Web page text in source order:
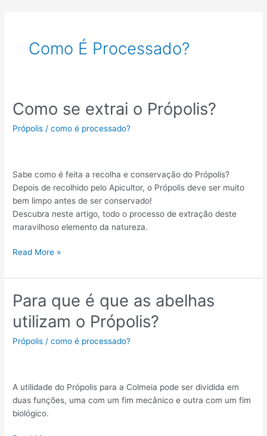
Como É Processado?
Como se extrai o Própolis?
Própolis /como é processado?
Sabe como é feita a recolha e conservação do Própolis?
Depois de recolhido pelo Apicultor, o Própolis deve ser muito
bem limpo antes de ser conservado!
Descubra neste artigo, todo o processo de extração deste
maravilhoso elemento da natureza.
Como
se
extrai
Read More »
Para que é que as abelhas
utilizam o Própolis?
Própolis /como é processado?
A utilidade do Própolis para a Colmeia pode ser dividida em
duas funções, uma com um fim mecânico e outra com um fim
biológico.
Para
que
é
que
o
Própolis?